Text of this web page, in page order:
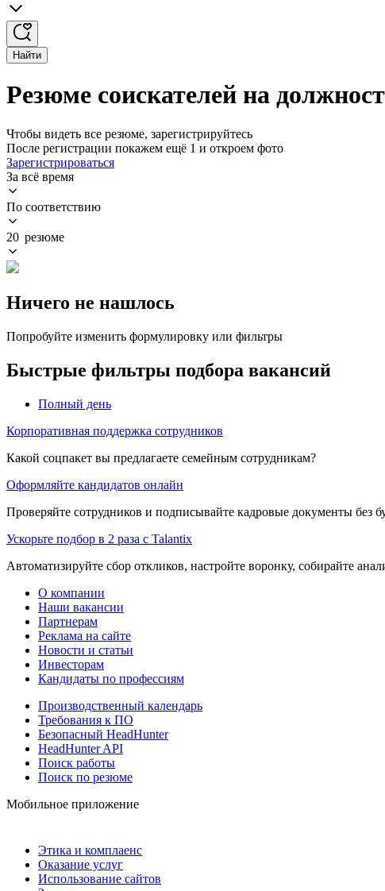
Найти
Резюме соискателей на
Чтобы видеть все резюме, зарегистрируйтесь
После регистрации покажем ещё 1 и откроем фото
Зарегистрироваться
За всё время
По соответствию
20 резюме
Ничего не нашлось
Попробуйте изменить формулировку или фильтры
Быстрые фильтры подбора вакансий
Полный день
Корпоративная поддержка сотрудников
Какой соцпакет вы предлагаете семейным сотрудникам?
Оформляйте кандидатов онлайн
Проверяйте сотрудников и подписывайте кадровые документы без
Ускорьте подбор в 2 раза с Talantix
Автоматизируйте сбор откликов, настройте воронку, собирайте
О компании
Наши вакансии
Партнерам
Реклама на сайте
Новости и статьи
Инвесторам
Кандидаты по профессиям
Производственный календарь
Требования к ПО
Безопасный HeadHunter
HeadHunter API
Поиск работы
Поиск по резюме
Мобильное приложение
Этика и комплаенс
Оказание услуг
Использование сайтов